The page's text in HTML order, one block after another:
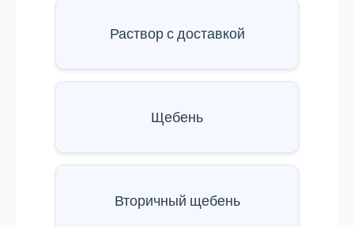
Раствор с доставкой
Щебень
Вторичный щебень